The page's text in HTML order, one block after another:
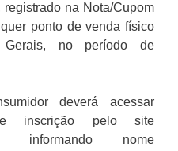
na Nota/Cupom
ponto de venda físico
no período de
deverá acessar
inscrição pelo site
informando nome